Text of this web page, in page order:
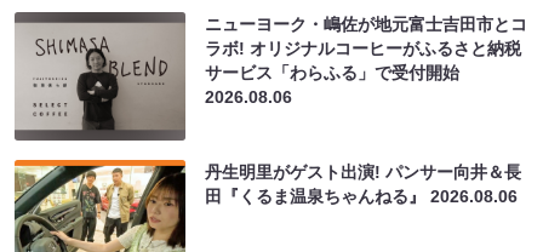
ニューヨーク・嶋佐が地元富士吉田市とコ
ラボ! オリジナルコーヒーがふるさと納税
サービス「わらふる」で受付開始
2026.08.06
丹生明里がゲスト出演! パンサー向井＆長
田『くるま温泉ちゃんねる』2026.08.06